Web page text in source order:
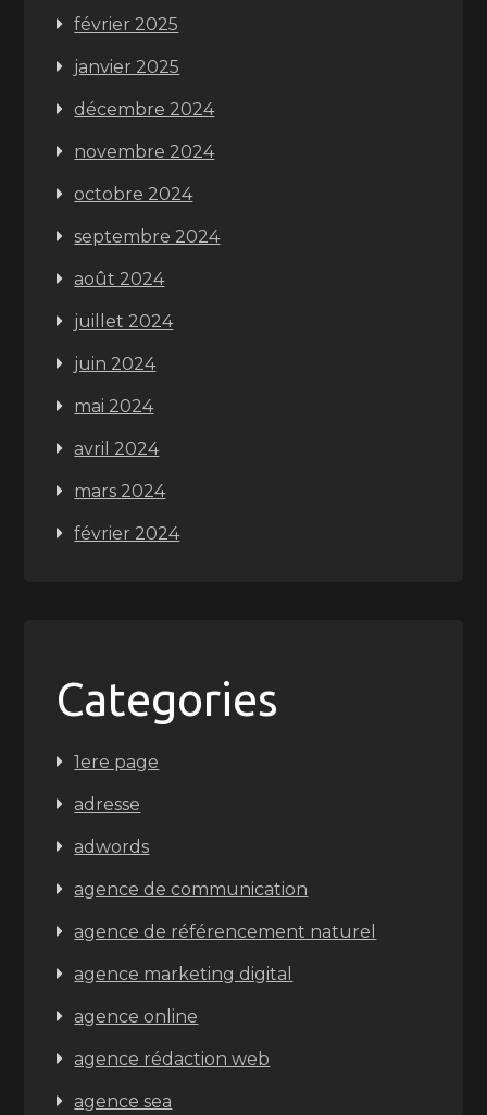
février 2025
janvier 2025
décembre 2024
novembre 2024
octobre 2024
septembre 2024
août 2024
juillet 2024
juin 2024
mai 2024
avril 2024
mars 2024
février 2024
Categories
1ere page
adresse
adwords
agence de communication
agence de référencement naturel
agence marketing digital
agence online
agence rédaction web
agence sea